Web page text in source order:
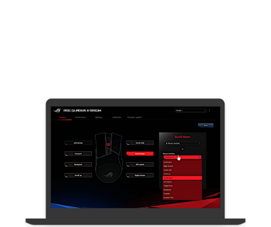
桃园国际机场互动版 App - 后台系统整合